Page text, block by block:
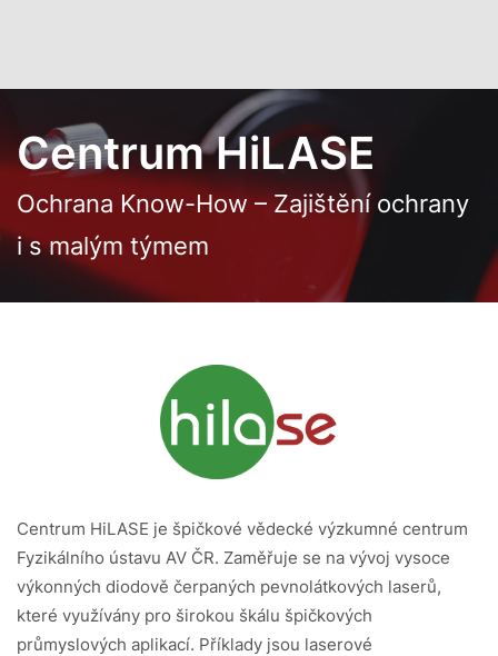
Centrum HiLASE
Ochrana Know-How – Zajištění ochrany
i s malým týmem
Centrum HiLASE je špičkové vědecké výzkumné centrum
Fyzikálního ústavu AV ČR. Zaměřuje se na vývoj vysoce
výkonných diodově čerpaných pevnolátkových laserů,
které využívány pro širokou škálu špičkových
průmyslových aplikací. Příklady jsou laserové